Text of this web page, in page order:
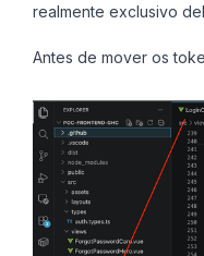
realmente exclusivo
Antes de mover os